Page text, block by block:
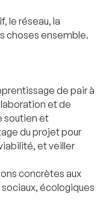
le réseau, la
choses ensemble.
de pair à
et de
soutien et
du projet pour
et veiller
concrètes aux
écologiques